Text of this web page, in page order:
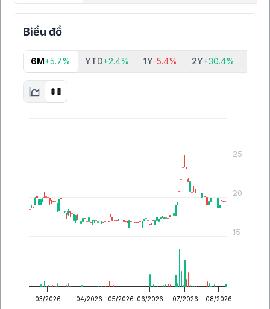
Biểu đồ
6M+5.7% YTD+2.4% 1Y-5.4% 2Y+30.4%
03/2026 04/2026 05/2026 06/2026 07/2026 08/2026
15
20
25